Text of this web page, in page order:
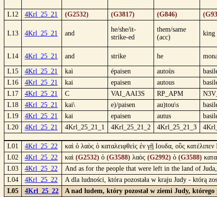
L12 4Krl_25_21 (G2532) (G3817) (G846)
L13 4Krl_25_21 and
he/she/it-
strike-ed
them/same
(acc)
king
L14 4Krl_25_21 and strike he
L15 4Krl_25_21 kaì épaisen autoùs
L16
4Krl_25_21 kai epaisen autous
L17
4Krl_25_21 C VAI_AAI3S RP_APM
L18
4Krl_25_21 kai\ e)/paisen au)tou\s
L19
4Krl_25_21 kai epaisen autus
L20
4Krl_25_21 4Krl_25_21_1 4Krl_25_21_2 4Krl_25_21_3
L01 4Krl_25_22
καὶ ὁ λαὸς ὁ καταλειφθεὶς ἐν γῇ Ιουδα, οὓς
L02
4Krl_25_22 καὶ (G2532) ὁ (G3588) λαὸς (G2992) ὁ (G3588)
L03
4Krl_25_22
And as for the people that were left in the land of
L04
4Krl_25_22
A dla ludności, która pozostała w kraju Judy - którą
L05
4Krl_25_22
A nad ludem, który pozostał w ziemi Judy,